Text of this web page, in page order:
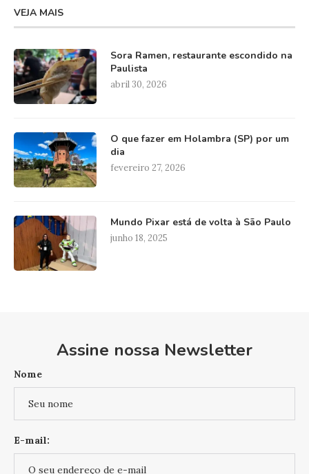
VEJA MAIS
Sora Ramen, restaurante escondido na
Paulista
abril 30, 2026
O que fazer em Holambra (SP) por um
dia
fevereiro 27, 2026
Mundo Pixar está de volta à São Paulo
junho 18, 2025
Assine nossa Newsletter
Nome
E-mail: